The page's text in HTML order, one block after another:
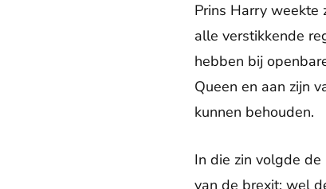
Prins Harry weekte
alle verstikkende
hebben bij
Queen en aan zijn
kunnen behouden.
In die zin volgde
van de brexit: wel